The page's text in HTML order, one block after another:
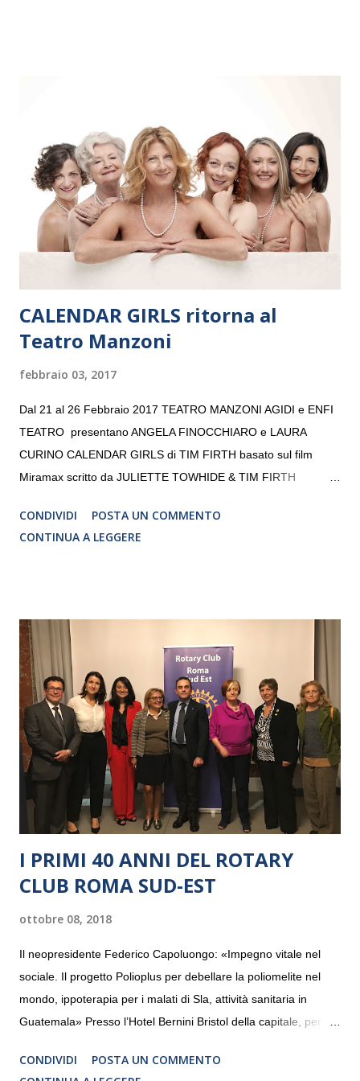
“Settembre dell’Accademia” dove si esibirà per il secondo anno
consecutivo. Il pubblico milanese avrà il piacere di applaudire i
giovani artisti della Baltic Sea Youth Philharmonic per la quarta
volta. L’orchestra, fondata nel 2008 da Kristjan Järvi (affiancato
da un prestigioso consiglio di consulent...
CALENDAR GIRLS ritorna al
Teatro Manzoni
febbraio 03, 2017
Dal 21 al 26 Febbraio 2017 TEATRO MANZONI AGIDI e ENFI
TEATRO presentano ANGELA FINOCCHIARO e LAURA
CURINO CALENDAR GIRLS di TIM FIRTH basato sul film
Miramax scritto da JULIETTE TOWHIDE & TIM FIRTH
CRISTINA PEZZOLI
CONDIVIDI
POSTA UN COMMENTO
CONTINUA A LEGGERE
I PRIMI 40 ANNI DEL ROTARY
CLUB ROMA SUD-EST
ottobre 08, 2018
Il neopresidente Federico Capoluongo: «Impegno vitale nel
sociale. Il progetto Polioplus per debellare la poliomelite nel
mondo, ippoterapia per i malati di Sla, attività sanitaria in
Guatemala» Presso l’Hotel Bernini Bristol della capitale, per la
programmazione del Rotary Club Roma Sud-Est che festeggia
CONDIVIDI
POSTA UN COMMENTO